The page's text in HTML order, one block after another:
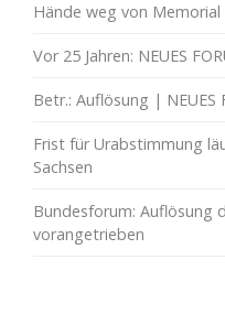
Hände weg von
Vor 25 Jahren: NEUES
Betr.: Auflösung | NEUES
Frist für Urabstimmung
Sachsen
Bundesforum: Auflösung
vorangetrieben